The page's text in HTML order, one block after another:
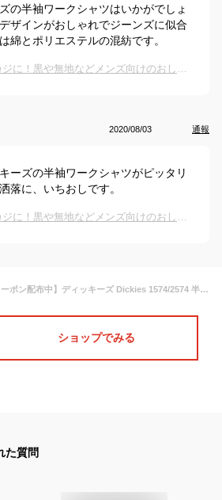
の半袖ワークシャツはいかがでしょ
ザインがおしゃれでジーンズに似合
綿とポリエステルの混紡です。
ワークシャツ｜アメカジに！黒や無地などメンズ向けのおしゃれな半袖シャツのおすすめは？
2020/08/03 通報
ーズの半袖ワークシャツがピッタリ
落に、いちおしです。
ワークシャツ｜アメカジに！黒や無地などメンズ向けのおしゃれな半袖シャツのおすすめは？
【クーポン配布中】ディッキーズ Dickies 1574/2574 半袖 ワークシャツ (S/S WORK SHIRT ポリコットンツイル 無地）
ショップでみる
た質問